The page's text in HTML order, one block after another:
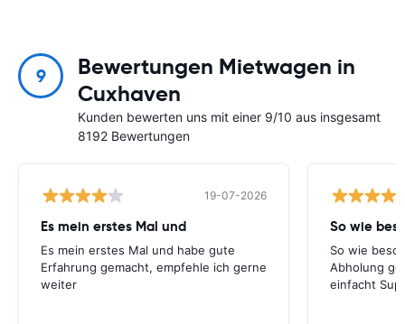
9
Bewertungen Mietwagen in
Cuxhaven
Kunden bewerten uns mit einer 9/10 aus insgesamt
8192 Bewertungen
19-07-2026
Es mein erstes Mal und
Es mein erstes Mal und habe gute
Erfahrung gemacht, empfehle ich gerne
weiter
So wie
So wie
Abholung
einfacht